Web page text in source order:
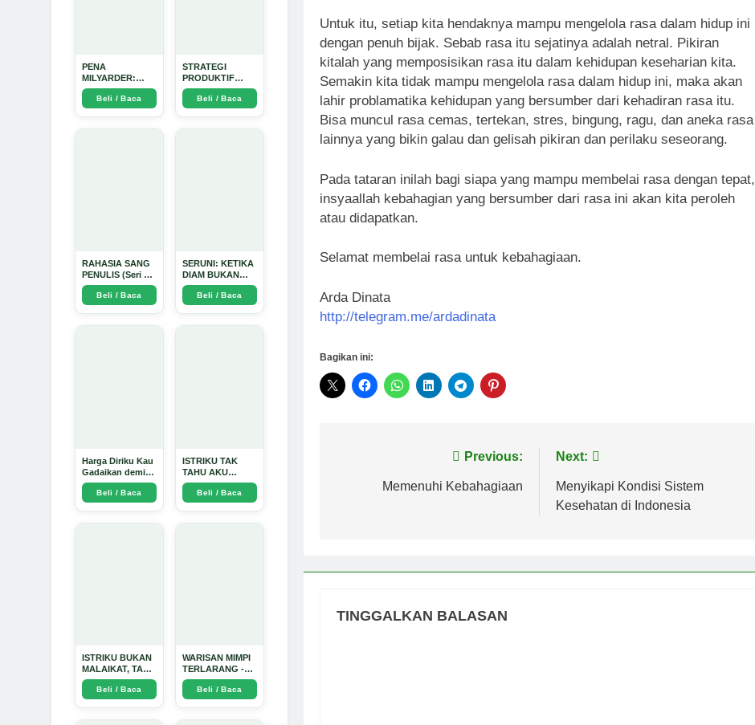
PENA
MILYARDER:
Kisah, Rahasia
Sukses, dan
Panduan Menjadi
Beli / Baca
STRATEGI
PRODUKTIF
MENULIS
UPDATE - Arda
Dinata
Beli / Baca
RAHASIA SANG
PENULIS (Seri 1)
- Arda Dinata
Beli / Baca
SERUNI: KETIKA
DIAM BUKAN
LAGI PILIHAN -
Arda Dinata
Beli / Baca
Harga Diriku Kau
Gadaikan demi
Perempuan Itu -
Arda Dinata
Beli / Baca
ISTRIKU TAK
TAHU AKU
PENGUSAHA
EMAS - Arda
Dinata
Beli / Baca
ISTRIKU BUKAN
MALAIKAT, TAPI
AKU JUGA
TIDAK SUCI -
Beli / Baca
WARISAN MIMPI
TERLARANG -
Arda Dinata
Beli / Baca
Untuk itu, setiap kita hendaknya mampu mengelola rasa dalam hidup ini
dengan penuh bijak. Sebab rasa itu sejatinya adalah netral. Pikiran
kitalah yang memposisikan rasa itu dalam kehidupan keseharian kita.
Semakin kita tidak mampu mengelola rasa dalam hidup ini, maka akan
lahir problamatika kehidupan yang bersumber dari kehadiran rasa itu.
Bisa muncul rasa cemas, tertekan, stres, bingung, ragu, dan aneka rasa
lainnya yang bikin galau dan gelisah pikiran dan perilaku seseorang.
Pada tataran inilah bagi siapa yang mampu membelai rasa dengan tepat,
insyaallah kebahagian yang bersumber dari rasa ini akan kita peroleh
atau didapatkan.
Selamat membelai rasa untuk kebahagiaan.
Arda Dinata
http://telegram.me/ardadinata
Bagikan ini:
Previous:
Memenuhi Kebahagiaan
Next:
Menyikapi Kondisi Sistem
Kesehatan di Indonesia
TINGGALKAN BALASAN